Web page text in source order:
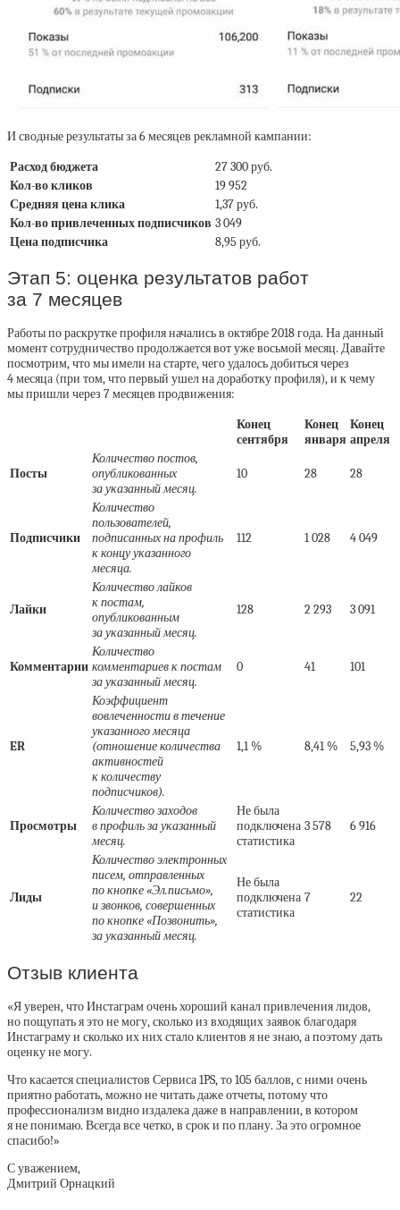
И сводные результаты за 6 месяцев рекламной кампании:
Расход бюджета
27 300 руб.
Кол-во кликов
19 952
Средняя цена клика
1,37 руб.
Кол-во привлеченных подписчиков 3 049
Цена подписчика
8,95 руб.
Этап 5: оценка результатов работ
за 7 месяцев
Работы по раскрутке профиля начались в октябре 2018 года. На данный
момент сотрудничество продолжается вот уже восьмой месяц. Давайте
посмотрим, что мы имели на старте, чего удалось добиться через
4 месяца (при том, что первый ушел на доработку профиля), и к чему
мы пришли через 7 месяцев продвижения:
Конец
сентября
Конец
января
Конец
апреля
Посты
Количество постов,
опубликованных
за указанный месяц.
10 28 28
Подписчики
Количество
пользователей,
подписанных на профиль
к концу указанного
месяца.
112 1 028 4 049
Лайки
Количество лайков
к постам,
опубликованным
за указанный месяц.
128 2 293 3 091
Комментарии
Количество
комментариев к постам
за указанный месяц.
0 41 101
ER
Коэффициент
вовлеченности в течение
указанного месяца
(отношение количества
активностей
к количеству
подписчиков).
1,1 % 8,41 % 5,93 %
Просмотры
Количество заходов
в профиль за указанный
месяц.
Не была
подключена
статистика
3 578 6 916
Лиды
Количество электронных
писем, отправленных
по кнопке «Эл.письмо»,
и звонков, совершенных
по кнопке «Позвонить»,
за указанный месяц.
Не была
подключена
статистика
7 22
Отзыв клиента
«Я уверен, что Инстаграм очень хороший канал привлечения лидов,
но пощупать я это не могу, сколько из входящих заявок благодаря
Инстаграму и сколько их них стало клиентов я не знаю, а поэтому дать
оценку не могу.
Что касается специалистов Сервиса 1PS, то 105 баллов, с ними очень
приятно работать, можно не читать даже отчеты, потому что
профессионализм видно издалека даже в направлении, в котором
я не понимаю. Всегда все четко, в срок и по плану. За это огромное
спасибо!»
С уважением,
Дмитрий Орнацкий